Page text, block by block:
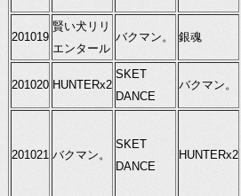
201019
賢い犬リリ
エンタール
バクマン。 銀魂
201020 HUNTERx2
SKET
DANCE
バクマン。
201021 バクマン。
SKET
DANCE
HUNTERx2